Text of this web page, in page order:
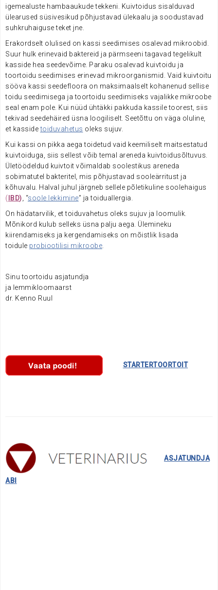
igemealuste hambaaukude tekkeni. Kuivtoidus sisalduvad
ülearused süsivesikud põhjustavad ülekaalu ja soodustavad
suhkruhaiguse teket jne.
Erakordselt olulised on kassi seedimises osalevad mikroobid.
Suur hulk erinevaid baktereid ja pärmseeni tagavad tegelikult
kasside hea seedevõime. Paraku osalevad kuivtoidu ja
toortoidu seedimises erinevad mikroorganismid. Vaid kuivtoitu
sööva kassi seedefloora on maksimaalselt kohanenud sellise
toidu seedimisega ja toortoidu seedimiseks vajalikke mikroobe
seal enam pole. Kui nüüd ühtäkki pakkuda kassile toorest, siis
tekivad seedehäired üsna loogiliselt. Seetõttu on väga oluline,
et kassidetoiduvahetus oleks sujuv.
Kui kassi on pikka aega toidetud vaid keemiliselt maitsestatud
kuivtoiduga, siis sellest võib temal areneda kuivtoidusõltuvus.
Ületöödeldud kuivtoit võimaldab soolestikus areneda
sobimatutel bakteritel, mis põhjustavad sooleärritust ja
kõhuvalu. Halval juhul järgneb sellele põletikuline soolehaigus
( IBD) “soole lekkimine” ja toiduallergia.
On hädatarvilik, et toiduvahetus oleks sujuv ja loomulik.
Mõnikord kulub selleks üsna palju aega. Ülemineku
kiirendamiseks ja kergendamiseks on mõistlik lisada
toidule probiootilisi mikroobe
Sinu toortoidu asjatundja
ja lemmikloomaarst
dr. Kenno Ruul
STARTERTOORTOIT
ASJATUNDJA
ABI